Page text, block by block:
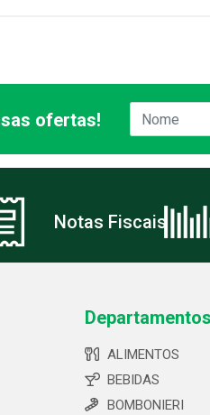
ofertas!
Notas Fiscais
Departamentos
ALIMENTOS
BEBIDAS
BOMBONIERI